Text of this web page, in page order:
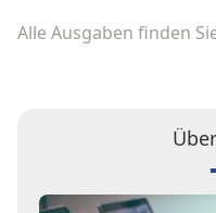
Alle Ausgaben finden